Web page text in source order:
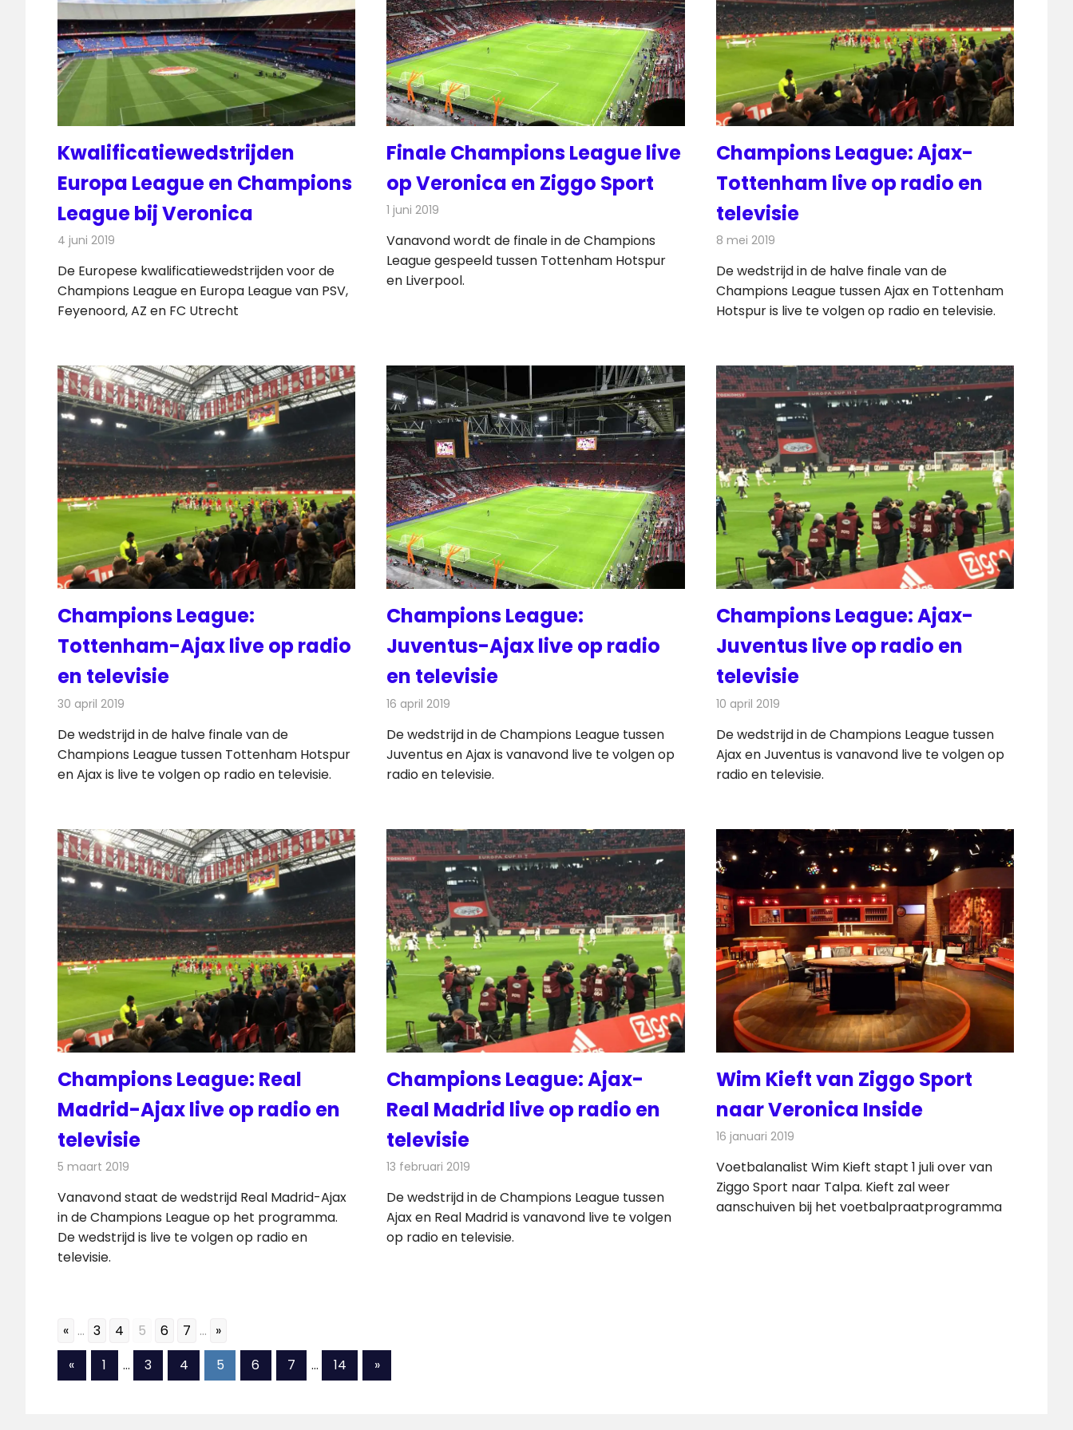
Kwalificatiewedstrijden
Europa League en Champions
League bij Veronica
4 juni 2019
De Europese kwalificatiewedstrijden voor de
Champions League en Europa League van PSV,
Feyenoord, AZ en FC Utrecht
Finale Champions League live
op Veronica en Ziggo Sport
1 juni 2019
Vanavond wordt de finale in de Champions
League gespeeld tussen Tottenham Hotspur
en Liverpool.
Champions League: Ajax-
Tottenham live op radio en
televisie
8 mei 2019
De wedstrijd in de halve finale van de
Champions League tussen Ajax en Tottenham
Hotspur is live te volgen op radio en televisie.
Champions League:
Tottenham-Ajax live op radio
en televisie
30 april 2019
De wedstrijd in de halve finale van de
Champions League tussen Tottenham Hotspur
en Ajax is live te volgen op radio en televisie.
Champions League:
Juventus-Ajax live op radio
en televisie
16 april 2019
De wedstrijd in de Champions League tussen
Juventus en Ajax is vanavond live te volgen op
radio en televisie.
Champions League: Ajax-
Juventus live op radio en
televisie
10 april 2019
De wedstrijd in de Champions League tussen
Ajax en Juventus is vanavond live te volgen op
radio en televisie.
Champions League: Real
Madrid-Ajax live op radio en
televisie
5 maart 2019
Vanavond staat de wedstrijd Real Madrid-Ajax
in de Champions League op het programma.
De wedstrijd is live te volgen op radio en
televisie.
Champions League: Ajax-
Real Madrid live op radio en
televisie
13 februari 2019
De wedstrijd in de Champions League tussen
Ajax en Real Madrid is vanavond live te volgen
op radio en televisie.
Wim Kieft van Ziggo Sport
naar Veronica Inside
16 januari 2019
Voetbalanalist Wim Kieft stapt 1 juli over van
Ziggo Sport naar Talpa. Kieft zal weer
aanschuiven bij het voetbalpraatprogramma
« ... 3 4 5 6 7 ... »
Berichten
«Vorige
berichten
1 … 3 4 5 6 7 … 14
Volgende
berichten
»